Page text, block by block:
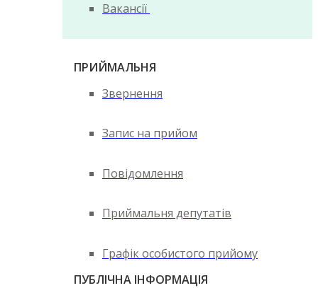
Вакансії
ПРИЙМАЛЬНЯ
Звернення
Запис на прийом
Повідомлення
Приймальня депутатів
Графік особистого прийому
ПУБЛІЧНА ІНФОРМАЦІЯ